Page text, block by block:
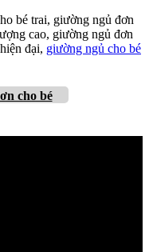
bé trai, giường ngủ đơn
cao, giường ngủ đơn
đại, giường ngủ cho bé
cho bé